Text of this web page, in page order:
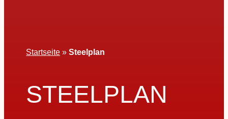
Startseite »Steelplan
STEELPLAN